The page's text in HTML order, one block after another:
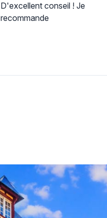
D'excellent conseil ! Je
recommande